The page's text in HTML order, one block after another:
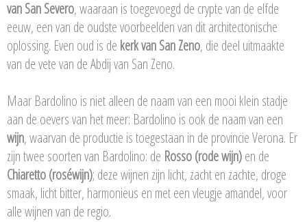
van San Severo, waaraan is toegevoegd de crypte van de elfde
eeuw, een van de oudste voorbeelden van dit architectonische
oplossing. Even oud is de kerk van San Zeno, die deel uitmaakte
van de vete van de Abdij van San Zeno.
Maar Bardolino is niet alleen de naam van een mooi klein stadje
aan de oevers van het meer: Bardolino is ook de naam van een
wijn, waarvan de productie is toegestaan in de provincie Verona. Er
zijn twee soorten van Bardolino: de Rosso (rode wijn)en de
Chiaretto (roséwijn); deze wijnen zijn licht, zacht en zachte, droge
smaak, licht bitter, harmonieus en met een vleugje amandel, voor
alle wijnen van de regio.